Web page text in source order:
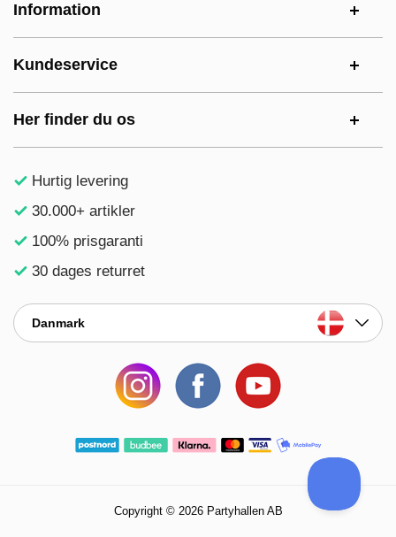
Information
Kundeservice
Her finder du os
Hurtig levering
30.000+ artikler
100% prisgaranti
30 dages returret
Danmark
Copyright © 2026 Partyhallen AB